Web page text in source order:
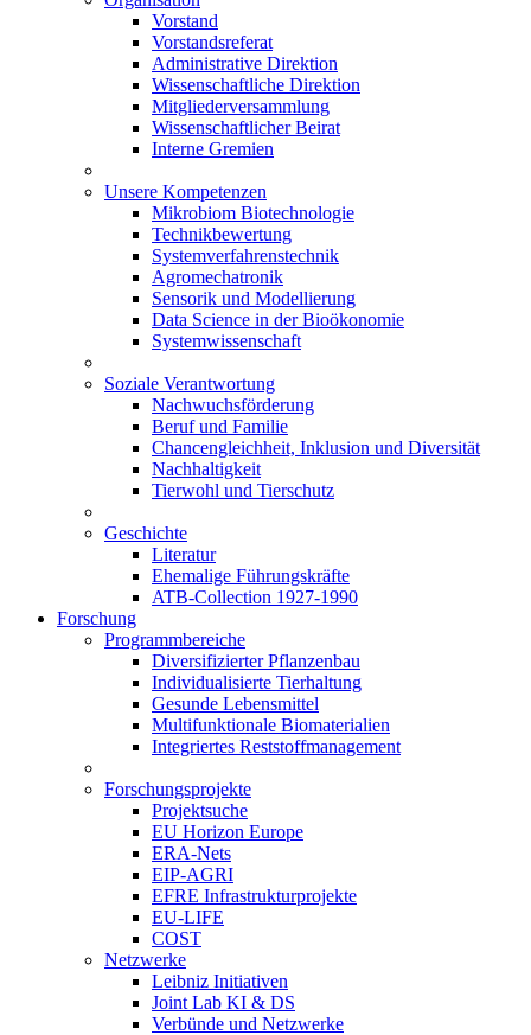
Vorstand
Vorstandsreferat
Administrative Direktion
Wissenschaftliche Direktion
Mitgliederversammlung
Wissenschaftlicher Beirat
Interne Gremien
Unsere Kompetenzen
Mikrobiom Biotechnologie
Technikbewertung
Systemverfahrenstechnik
Agromechatronik
Sensorik und Modellierung
Data Science in der Bioökonomie
Systemwissenschaft
Soziale Verantwortung
Nachwuchsförderung
Beruf und Familie
Chancengleichheit, Inklusion und Diversität
Nachhaltigkeit
Tierwohl und Tierschutz
Geschichte
Literatur
Ehemalige Führungskräfte
ATB-Collection 1927-1990
Forschung
Programmbereiche
Diversifizierter Pflanzenbau
Individualisierte Tierhaltung
Gesunde Lebensmittel
Multifunktionale Biomaterialien
Integriertes Reststoffmanagement
Forschungsprojekte
Projektsuche
EU Horizon Europe
ERA-Nets
EIP-AGRI
EFRE Infrastrukturprojekte
EU-LIFE
COST
Netzwerke
Leibniz Initiativen
Joint Lab KI & DS
Verbünde und Netzwerke